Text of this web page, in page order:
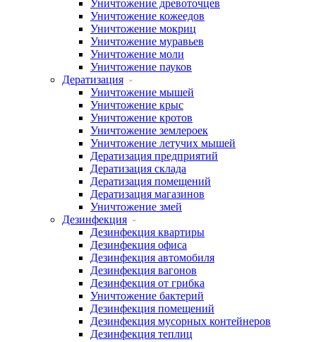
Уничтожение древоточцев
Уничтожение кожеедов
Уничтожение мокриц
Уничтожение муравьев
Уничтожение моли
Уничтожение пауков
Дератизация
Уничтожение мышей
Уничтожение крыс
Уничтожение кротов
Уничтожение землероек
Уничтожение летучих мышей
Дератизация предприятий
Дератизация склада
Дератизация помещений
Дератизация магазинов
Уничтожение змей
Дезинфекция
Дезинфекция квартиры
Дезинфекция офиса
Дезинфекция автомобиля
Дезинфекция вагонов
Дезинфекция от грибка
Уничтожение бактерий
Дезинфекция помещений
Дезинфекция мусорных контейнеров
Дезинфекция теплиц